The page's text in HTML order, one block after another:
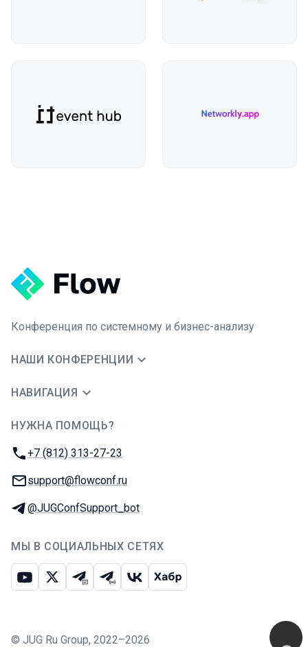
Конференция по системному и бизнес-анализу
НАШИ КОНФЕРЕНЦИИ
НАВИГАЦИЯ
НУЖНА ПОМОЩЬ?
Телефон:
+7 (812) 313-27-23
E-mail:
support@flowconf.ru
Телеграм:
@JUGConfSupport_bot
МЫ В СОЦИАЛЬНЫХ СЕТЯХ
ЮтубИкс Телеграм-чат
Телеграм-канал
ВКонтакте
Хабр
© JUG Ru Group, 2022–2026